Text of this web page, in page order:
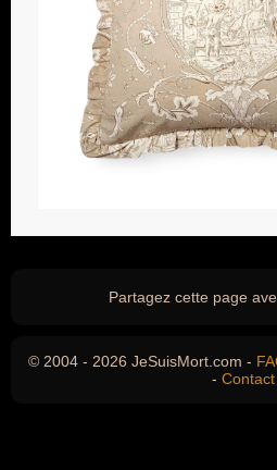
Partagez cette page
© 2004 - 2026 JeSuisMort.com -
- Contact